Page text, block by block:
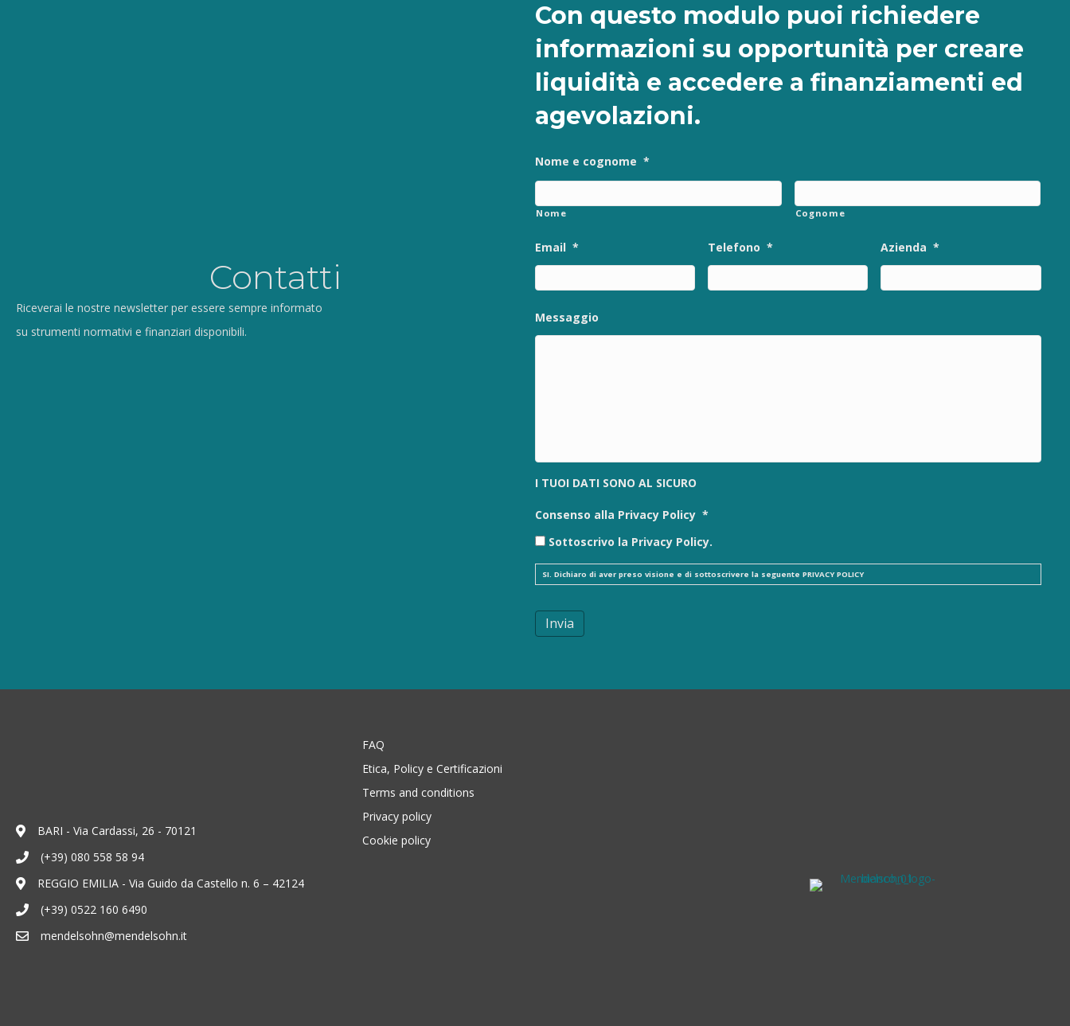
Contatti
Riceverai le nostre newsletter per essere sempre informato
su strumenti normativi e finanziari disponibili.
Con questo modulo puoi richiedere
informazioni su opportunità per creare
liquidità e accedere a finanziamenti ed
agevolazioni.
Nome e cognome *
Nome Cognome
Email * Telefono * Azienda *
Messaggio
I TUOI DATI SONO AL SICURO
Consenso alla Privacy Policy *
Sottoscrivo la Privacy Policy.
SI. Dichiaro di aver preso visione e di sottoscrivere la seguente PRIVACY POLICY
Invia
BARI - Via Cardassi, 26 - 70121
(+39) 080 558 58 94
REGGIO EMILIA - Via Guido da Castello n. 6 – 42124
(+39) 0522 160 6490
mendelsohn@mendelsohn.it
FAQ
Etica, Policy e Certificazioni
Terms and conditions
Privacy policy
Cookie policy